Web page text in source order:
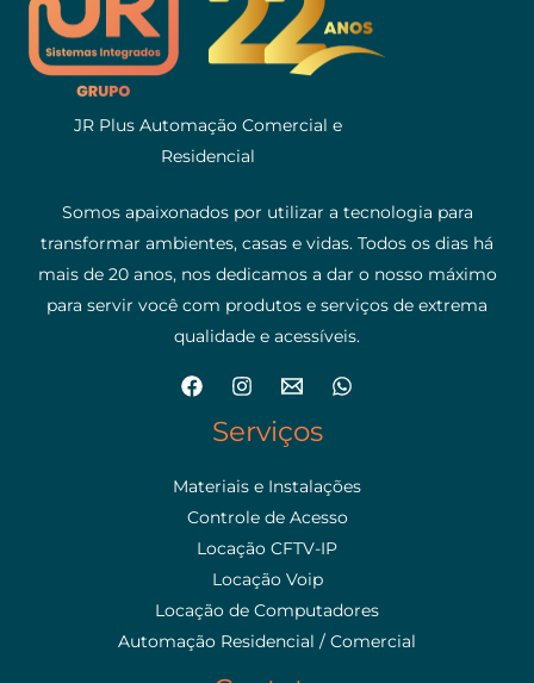
JR Plus Automação Comercial e
Residencial
Somos apaixonados por utilizar a tecnologia para
transformar ambientes, casas e vidas. Todos os dias há
mais de 20 anos, nos dedicamos a dar o nosso máximo
para servir você com produtos e serviços de extrema
qualidade e acessíveis.
Serviços
Materiais e Instalações
Controle de Acesso
Locação CFTV-IP
Locação Voip
Locação de Computadores
Automação Residencial / Comercial